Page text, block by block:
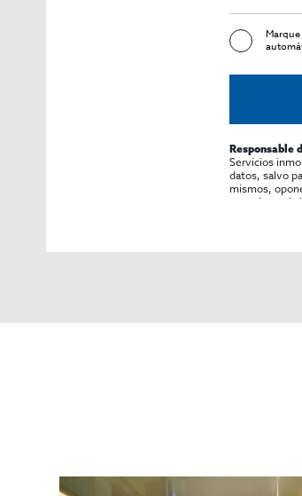
Responsable
Servicios
datos, salvo
mismos,
consultarse